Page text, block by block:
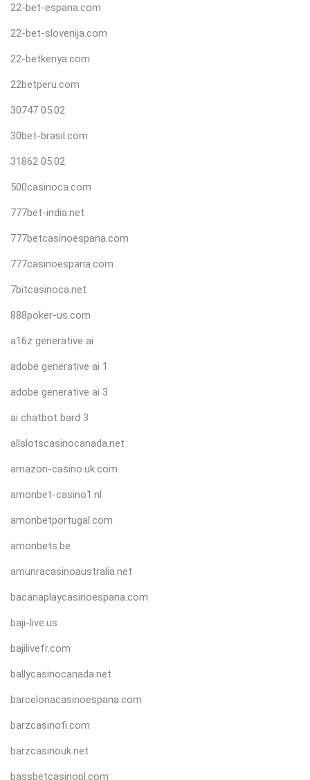
22-bet-espana.com
22-bet-slovenija.com
22-betkenya.com
22betperu.com
30747 05.02
30bet-brasil.com
31862 05.02
500casinoca.com
777bet-india.net
777betcasinoespana.com
777casinoespana.com
7bitcasinoca.net
888poker-us.com
a16z generative ai
adobe generative ai 1
adobe generative ai 3
ai chatbot bard 3
allslotscasinocanada.net
amazon-casino.uk.com
amonbet-casino1.nl
amonbetportugal.com
amonbets.be
amunracasinoaustralia.net
bacanaplaycasinoespana.com
baji-live.us
bajilivefr.com
ballycasinocanada.net
barcelonacasinoespana.com
barzcasinofi.com
barzcasinouk.net
bassbetcasinopl.com